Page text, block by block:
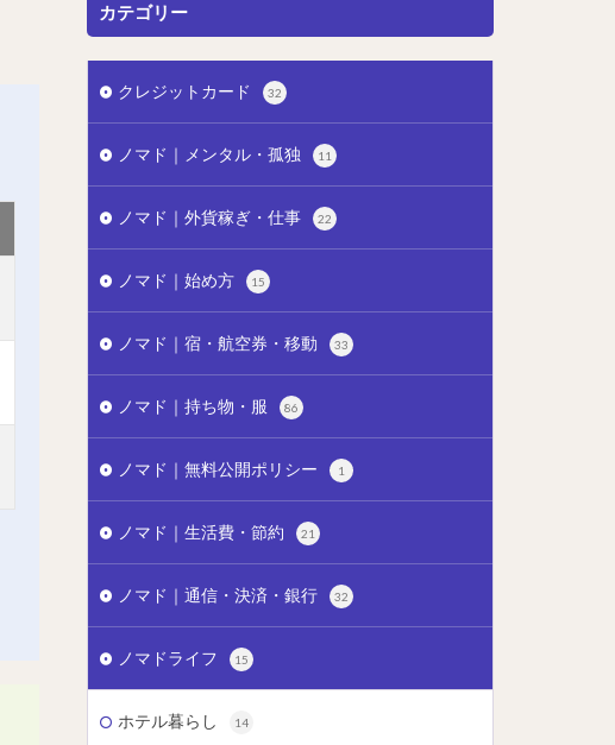
カテゴリー
クレジットカード 32
ノマド｜メンタル・孤独 11
ノマド｜外貨稼ぎ・仕事 22
ノマド｜始め方 15
ノマド｜宿・航空券・移動 33
ノマド｜持ち物・服 86
ノマド｜無料公開ポリシー 1
ノマド｜生活費・節約 21
ノマド｜通信・決済・銀行 32
ノマドライフ 15
ホテル暮らし 14